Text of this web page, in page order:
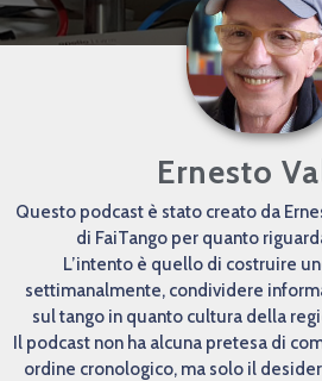
Ernesto
Questo podcast è stato creato da
di FaiTango per quanto
L’intento è quello di costruire
settimanalmente, condividere
sul tango in quanto cultura della
Il podcast non ha alcuna pretesa di
ordine cronologico, ma solo il